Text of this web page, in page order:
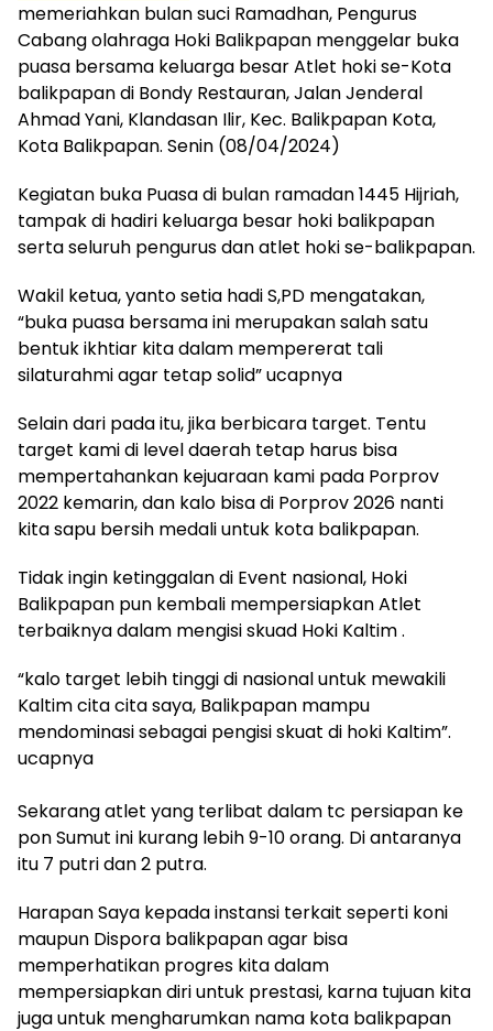
memeriahkan bulan suci Ramadhan, Pengurus
Cabang olahraga Hoki Balikpapan menggelar buka
puasa bersama keluarga besar Atlet hoki se-Kota
balikpapan di Bondy Restauran, Jalan Jenderal
Ahmad Yani, Klandasan Ilir, Kec. Balikpapan Kota,
Kota Balikpapan. Senin (08/04/2024)
Kegiatan buka Puasa di bulan ramadan 1445 Hijriah,
tampak di hadiri keluarga besar hoki balikpapan
serta seluruh pengurus dan atlet hoki se-balikpapan.
Wakil ketua, yanto setia hadi S,PD mengatakan,
“buka puasa bersama ini merupakan salah satu
bentuk ikhtiar kita dalam mempererat tali
silaturahmi agar tetap solid” ucapnya
Selain dari pada itu, jika berbicara target. Tentu
target kami di level daerah tetap harus bisa
mempertahankan kejuaraan kami pada Porprov
2022 kemarin, dan kalo bisa di Porprov 2026 nanti
kita sapu bersih medali untuk kota balikpapan.
Tidak ingin ketinggalan di Event nasional, Hoki
Balikpapan pun kembali mempersiapkan Atlet
terbaiknya dalam mengisi skuad Hoki Kaltim .
“kalo target lebih tinggi di nasional untuk mewakili
Kaltim cita cita saya, Balikpapan mampu
mendominasi sebagai pengisi skuat di hoki Kaltim”.
ucapnya
Sekarang atlet yang terlibat dalam tc persiapan ke
pon Sumut ini kurang lebih 9-10 orang. Di antaranya
itu 7 putri dan 2 putra.
Harapan Saya kepada instansi terkait seperti koni
maupun Dispora balikpapan agar bisa
memperhatikan progres kita dalam
mempersiapkan diri untuk prestasi, karna tujuan kita
juga untuk mengharumkan nama kota balikpapan